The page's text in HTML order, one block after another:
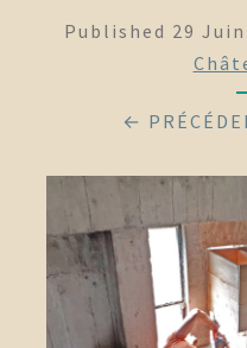
Published 29
←